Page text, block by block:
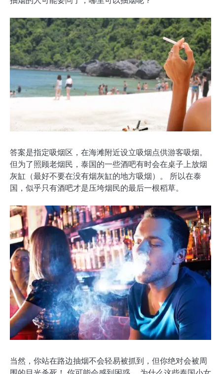
答案是指定吸烟区，在海滩附近设立吸烟点供游客吸烟。
但为了照顾老烟民，泰国的一些酒吧有时会在桌子上放烟
灰缸（最好不要在没有烟灰缸的地方吸烟）。 所以在泰
国，似乎只有酒吧才是压垮烟民的最后一根稻草。
当然，你站在路边抽烟不会轻易被抓到，但你绝对会被周